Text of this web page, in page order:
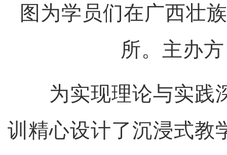
图为学员们在广西壮
所。主办
为实现理论与实践
训精心设计了沉浸式教